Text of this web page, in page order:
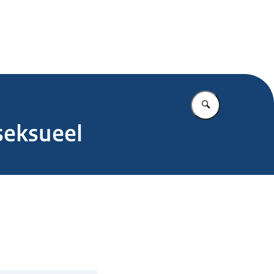
Vul in wat u